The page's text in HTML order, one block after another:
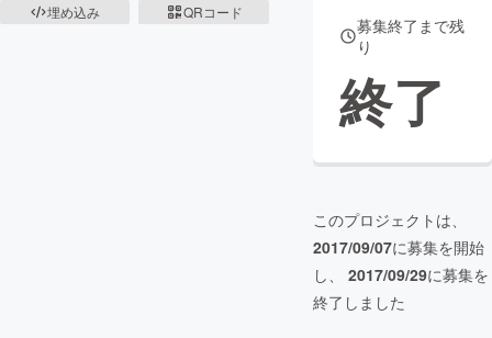
CAMPFIRE for Social Good
CAMPFIRE Creation
コミュニティ
埋め込み
QRコード
募集終了まで残
り
終了
このプロジェクトは、
2017/09/07に募集を開始
し、 2017/09/29に募集を
終了しました